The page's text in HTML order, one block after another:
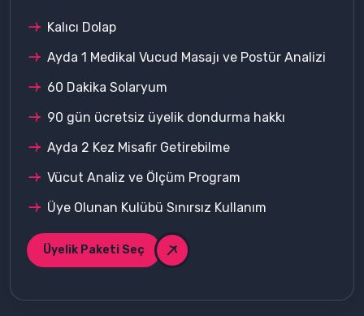
Kalıcı Dolap
Ayda 1 Medikal Vucud Masajı ve Postür Analizi
60 Dakika Solaryum
90 gün ücretsiz üyelik dondurma hakkı
Ayda 2 Kez Misafir Getirebilme
Vücut Analiz ve Ölçüm Program
Üye Olunan Kulübü Sınırsız Kullanım
Üyelik Paketi Seç